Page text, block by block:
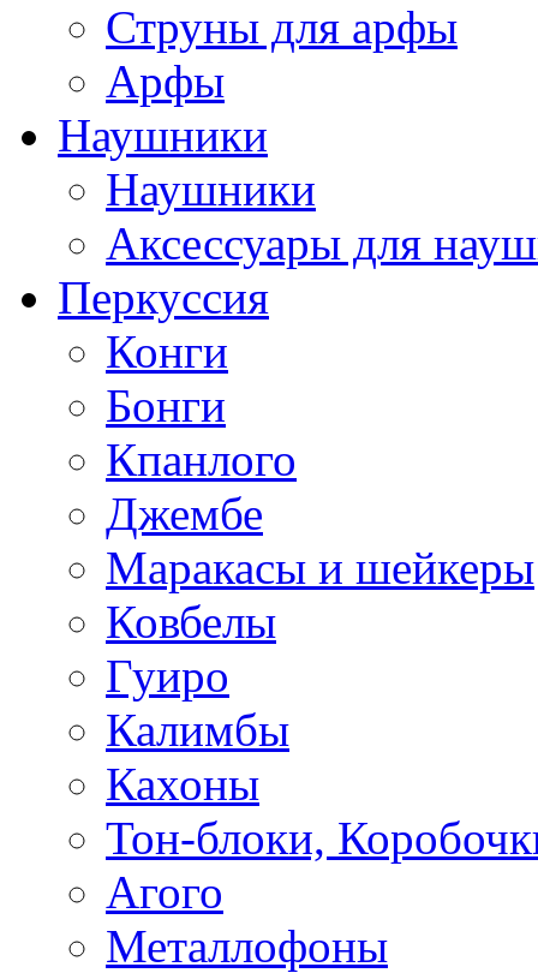
Струны для арфы
Арфы
Наушники
Наушники
Аксессуары для
Перкуссия
Конги
Бонги
Кпанлого
Джембе
Маракасы и шейкеры
Ковбелы
Гуиро
Калимбы
Кахоны
Тон-блоки,
Агого
Металлофоны